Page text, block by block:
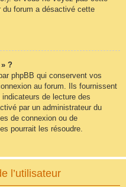
du forum a désactivé cette
?
phpBB qui conservent vos
au forum. Ils fournissent
de lecture des
par un administrateur du
de connexion ou de
pourrait les résoudre.
l’utilisateur